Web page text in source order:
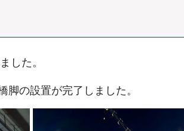
した。
脚の設置が完了しました。